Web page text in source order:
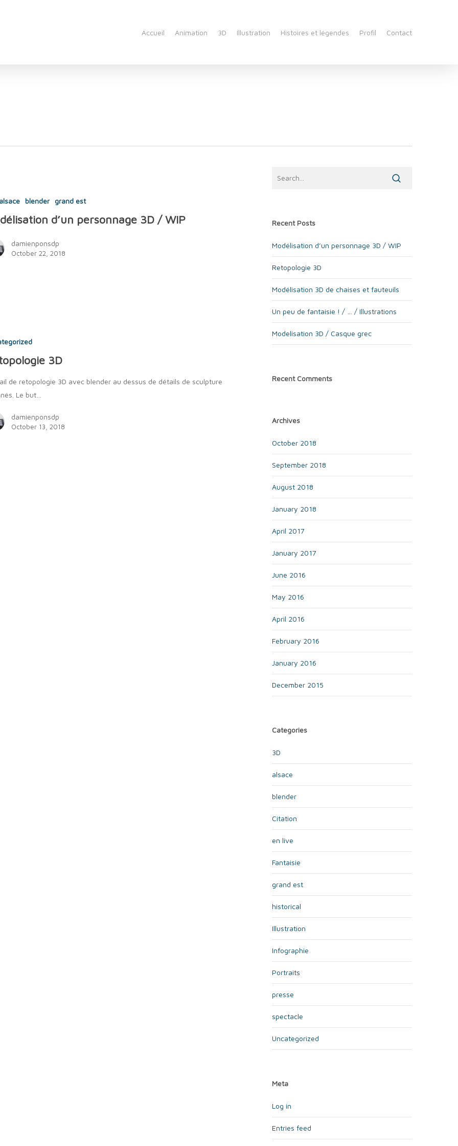
Accueil Animation 3D Illustration Histoires et légendes Profil Contact
alsace blender grand est
d’un personnage 3D / WIP
damienponsdp
October 22, 2018
3D
de retopologie 3D avec blender au dessus de détails de sculpture
Le but…
damienponsdp
October 13, 2018
Recent Posts
Modélisation d’un personnage 3D / WIP
Retopologie 3D
Modélisation 3D de chaises et fauteuils
Un peu de fantaisie ! / … / Illustrations
Modelisation 3D / Casque grec
Recent Comments
Archives
October 2018
September 2018
August 2018
January 2018
April 2017
January 2017
June 2016
May 2016
April 2016
February 2016
January 2016
December 2015
Categories
3D
alsace
blender
Citation
en live
Fantaisie
grand est
historical
Illustration
Infographie
Portraits
presse
spectacle
Uncategorized
Meta
Log in
Entries feed